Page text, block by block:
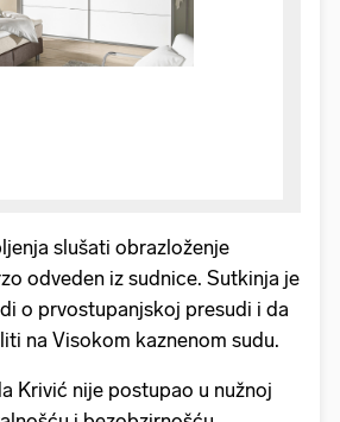
slušati obrazloženje
odveden iz sudnice. Sutkinja je
o prvostupanjskoj presudi i da
na Visokom kaznenom sudu.
Krivić nije postupao u nužnoj